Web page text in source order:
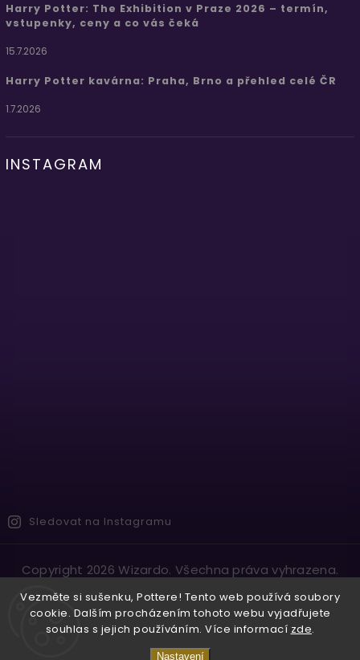
Vezměte si sušenku, Pottere! Tento web používá soubory
cookie. Dalším procházením tohoto webu vyjadřujete
souhlas s jejich používáním. Více informací zde.
Nastavení
Harry Potter: The Exhibition v Praze 2026 – termín,
vstupenky, ceny a co vás čeká
15.7.2026
Harry Potter kavárna: Praha, Brno a přehled celé ČR
1.7.2026
INSTAGRAM
Sledovat na Instagramu
Copyright 2026Wizardo. Všechna práva vyhrazena.
VytvořilShoptet| DesignShoptak.cz.